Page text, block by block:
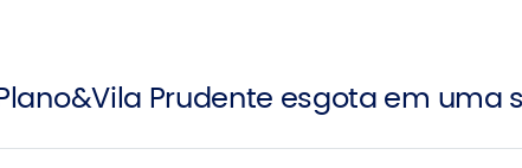
Prudente esgota em uma